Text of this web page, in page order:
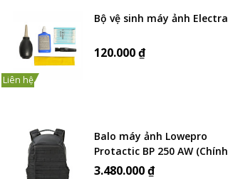
Liên hệ
Bộ vệ sinh máy ảnh Electra
120.000 ₫
Balo máy ảnh Lowepro
Protactic BP 250 AW (Chính
Hãng)
3.480.000 ₫